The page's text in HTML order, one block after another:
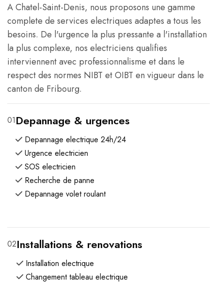
A Chatel-Saint-Denis, nous proposons une gamme
complete de services electriques adaptes a tous les
besoins. De l'urgence la plus pressante a l'installation
la plus complexe, nos electriciens qualifies
interviennent avec professionnalisme et dans le
respect des normes NIBT et OIBT en vigueur dans le
canton de Fribourg.
01Depannage & urgences
Depannage electrique 24h/24
Urgence electricien
SOS electricien
Recherche de panne
Depannage volet roulant
02Installations & renovations
Installation electrique
Changement tableau electrique